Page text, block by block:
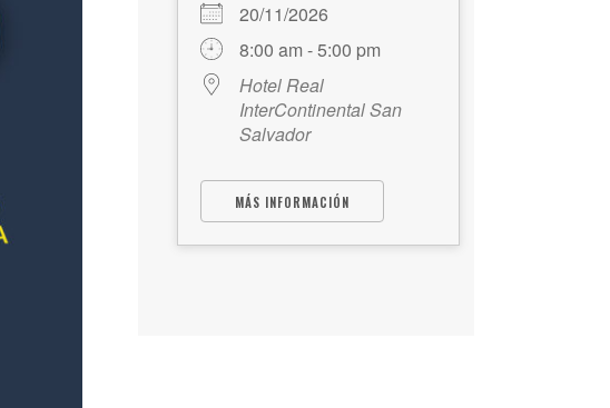
20/11/2026
8:00 am - 5:00 pm
Hotel Real
InterContinental San
Salvador
MÁS INFORMACIÓN